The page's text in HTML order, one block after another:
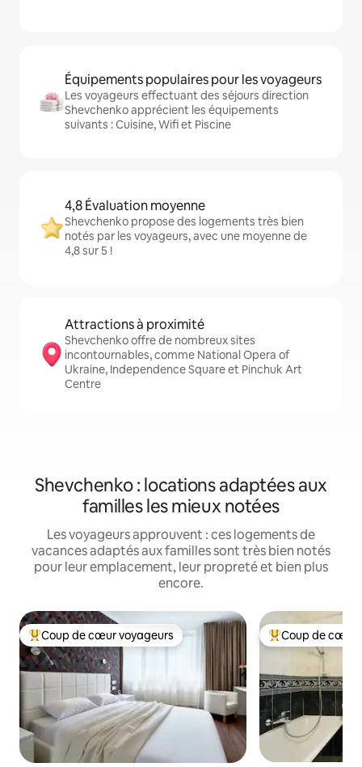
Équipements populaires pour les voyageurs
Les voyageurs effectuant des séjours direction
Shevchenko apprécient les équipements
suivants : Cuisine, Wifi et Piscine
4,8 Évaluation moyenne
Shevchenko propose des logements très bien
notés par les voyageurs, avec une moyenne de
4,8 sur 5 !
Attractions à proximité
Shevchenko offre de nombreux sites
incontournables, comme National Opera of
Ukraine, Independence Square et Pinchuk Art
Centre
Shevchenko : locations adaptées aux
familles les mieux notées
Les voyageurs approuvent : ces logements de
vacances adaptés aux familles sont très bien notés
pour leur emplacement, leur propreté et bien plus
encore.
Coups de cœur voyageurs les plus appréciés
Coup de cœur voyageurs Coups de cœur
Coup de cœur